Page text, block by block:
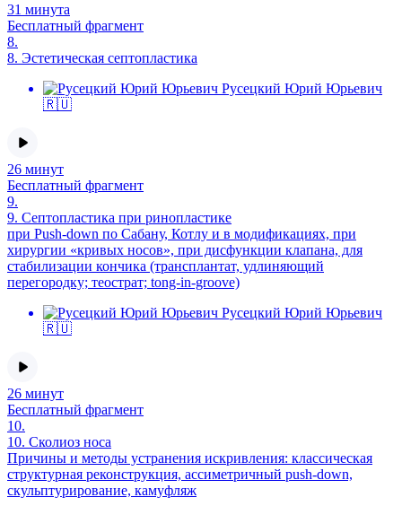
31 минута
Бесплатный фрагмент
8.
8. Эстетическая септопластика
Русецкий Юрий Юрьевич
🇷🇺
26 минут
Бесплатный фрагмент
9.
9. Септопластика при ринопластике
при Push-down по Сабану, Котлу и в модификациях, при
хирургии «кривых носов», при дисфункции клапана, для
стабилизации кончика (трансплантат, удлиняющий
перегородку; теострат; tong-in-groove)
Русецкий Юрий Юрьевич
🇷🇺
26 минут
Бесплатный фрагмент
10.
10. Сколиоз носа
Причины и методы устранения искривления: классическая
структурная реконструкция, ассиметричный push-down,
скульптурирование, камуфляж